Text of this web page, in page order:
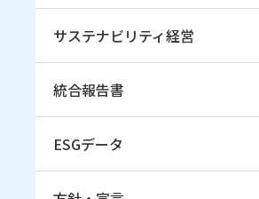
サステナビリティ経営
統合報告書
ESGデータ